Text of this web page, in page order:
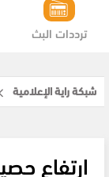
ترددات البث
شبكة راية الإعلامية
ارتفاع